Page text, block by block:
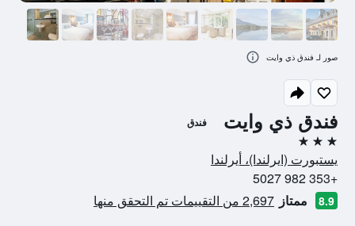
فندق ذي وايت فندق
3 نجوم
يستبورت (ايرلندا)، أيرلندا
+353 982 5027
8.9 ممتاز 2,697 من التقييمات تم التحقق منها
صور لـ فندق ذي وايت